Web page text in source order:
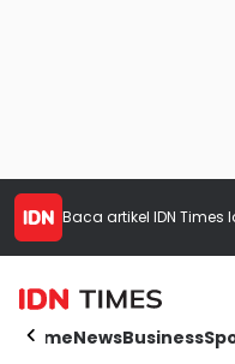
Baca artikel IDN Times
HomeNewsBusiness